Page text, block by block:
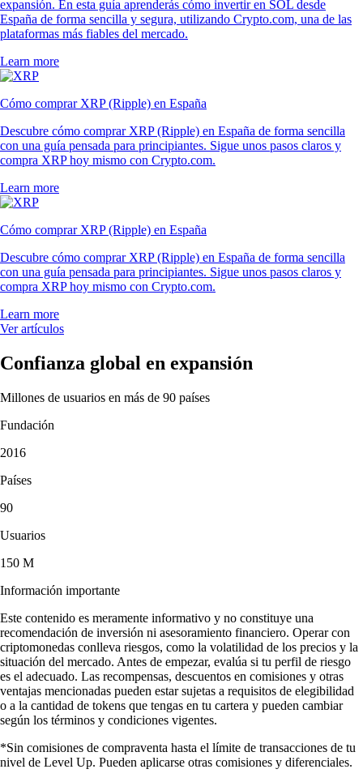
expansión. En esta guía aprenderás cómo invertir en SOL desde
España de forma sencilla y segura, utilizando Crypto.com, una de las
plataformas más fiables del mercado.
Learn more
Cómo comprar XRP (Ripple) en España
Descubre cómo comprar XRP (Ripple) en España de forma sencilla
con una guía pensada para principiantes. Sigue unos pasos claros y
compra XRP hoy mismo con Crypto.com.
Learn more
Cómo comprar XRP (Ripple) en España
Descubre cómo comprar XRP (Ripple) en España de forma sencilla
con una guía pensada para principiantes. Sigue unos pasos claros y
compra XRP hoy mismo con Crypto.com.
Learn more
Ver artículos
Confianza global en expansión
Millones de usuarios en más de 90 países
Fundación
2016
Países
90
Usuarios
150 M
Información importante
Este contenido es meramente informativo y no constituye una
recomendación de inversión ni asesoramiento financiero. Operar con
criptomonedas conlleva riesgos, como la volatilidad de los precios y la
situación del mercado. Antes de empezar, evalúa si tu perfil de riesgo
es el adecuado. Las recompensas, descuentos en comisiones y otras
ventajas mencionadas pueden estar sujetas a requisitos de elegibilidad
o a la cantidad de tokens que tengas en tu cartera y pueden cambiar
según los términos y condiciones vigentes.
*Sin comisiones de compraventa hasta el límite de transacciones de tu
nivel de Level Up. Pueden aplicarse otras comisiones y diferenciales.